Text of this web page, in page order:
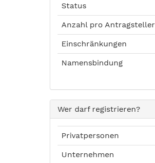
Status
Anzahl pro Antragsteller
Einschränkungen
Namensbindung
Wer darf registrieren?
Privatpersonen
Unternehmen